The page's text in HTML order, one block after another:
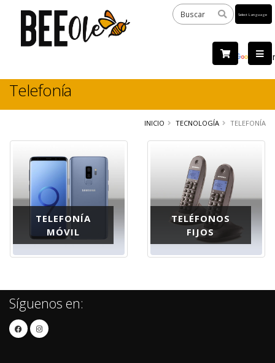
by
Telefonía
INICIO TECNOLOGÍA TELEFONÍA
TELEFONÍA
MÓVIL
TELÉFONOS
FIJOS
Síguenos en: